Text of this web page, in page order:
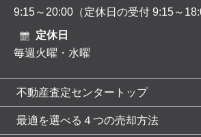
9:15～20:00（定休日の受付 9:15～
定休日
毎週火曜・水曜
不動産査定センタートップ
最適を選べる４つの売却方法